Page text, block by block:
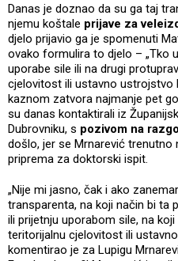
Danas je doznao da su ga taj
njemu koštale prijave za
djelo prijavio ga je spomenuti
ovako formulira to djelo – „Tko
uporabe sile ili na drugi
cjelovitost ili ustavno ustrojstvo
kaznom zatvora najmanje pet
su danas kontaktirali iz
Dubrovniku, s pozivom na
došlo, jer se Mrnarević trenutno
priprema za doktorski ispit.
„Nije mi jasno, čak i ako
transparenta, na koji način bi ta
ili prijetnju uporabom sile, na
teritorijalnu cjelovitost ili
komentirao je za Lupigu